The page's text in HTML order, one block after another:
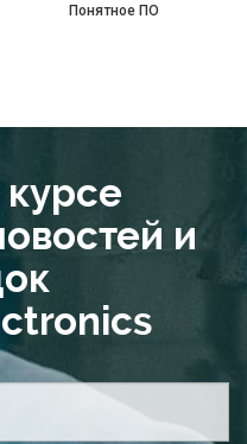
Понятное ПО
курсе
и